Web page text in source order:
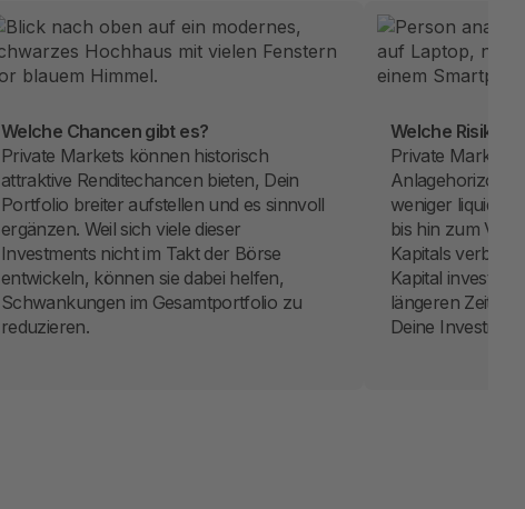
Welche Chancen gibt es?
Private Markets können historisch
attraktive Renditechancen bieten, Dein
Portfolio breiter aufstellen und es sinnvoll
ergänzen. Weil sich viele dieser
Investments nicht im Takt der Börse
entwickeln, können sie dabei helfen,
Schwankungen im Gesamtportfolio zu
reduzieren.
Welche Risiken
Private Markets
Anlagehorizont
weniger liquide
bis hin zum
Kapitals
Kapital
längeren
Deine